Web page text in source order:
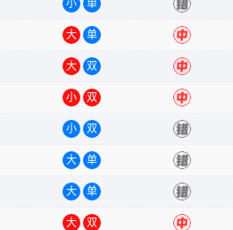
小 单 错
大 单 中
大 双 中
小 双 中
小 双 错
大 单 错
大 单 错
大 双 中